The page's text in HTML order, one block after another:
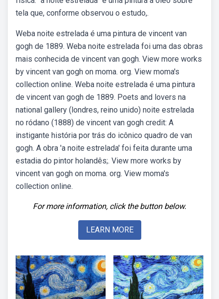
tela que, conforme observou o estudo,.
Weba noite estrelada é uma pintura de vincent van
gogh de 1889. Weba noite estrelada foi uma das obras
mais conhecida de vincent van gogh. View more works
by vincent van gogh on moma. org. View moma's
collection online. Weba noite estrelada é uma pintura
de vincent van gogh de 1889. Poets and lovers na
national gallery (londres, reino unido) noite estrelada
no ródano (1888) de vincent van gogh credit: A
instigante história por trás do icônico quadro de van
gogh. A obra 'a noite estrelada' foi feita durante uma
estadia do pintor holandês;. View more works by
vincent van gogh on moma. org. View moma's
collection online.
For more information, click the button below.
LEARN MORE